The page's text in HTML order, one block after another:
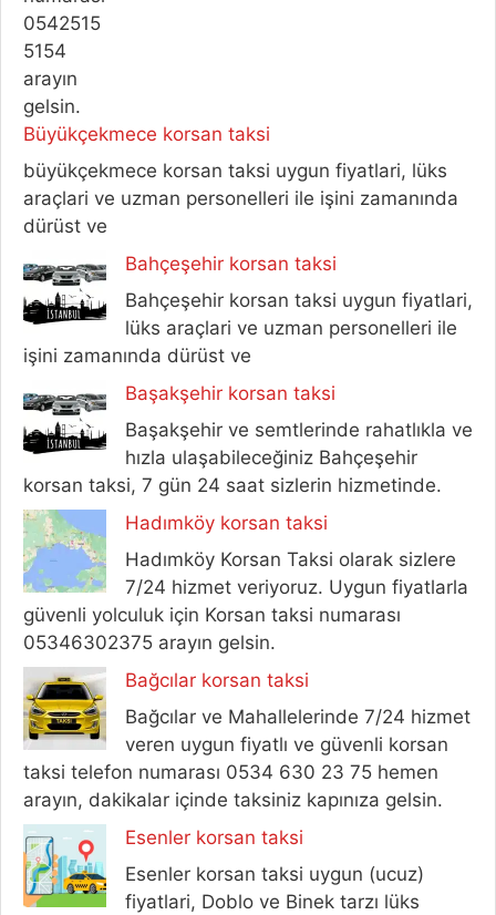
Büyükçekmece korsan taksi
büyükçekmece korsan taksi uygun fiyatlari, lüks
araçlari ve uzman personelleri ile işini zamanında
dürüst ve
Bahçeşehir korsan taksi
Bahçeşehir korsan taksi uygun fiyatlari,
lüks araçlari ve uzman personelleri ile
işini zamanında dürüst ve
Başakşehir korsan taksi
Başakşehir ve semtlerinde rahatlıkla ve
hızla ulaşabileceğiniz Bahçeşehir
korsan taksi, 7 gün 24 saat sizlerin hizmetinde.
Hadımköy korsan taksi
Hadımköy Korsan Taksi olarak sizlere
7/24 hizmet veriyoruz. Uygun fiyatlarla
güvenli yolculuk için Korsan taksi numarası
05346302375 arayın gelsin.
Bağcılar korsan taksi
Bağcılar ve Mahallelerinde 7/24 hizmet
veren uygun fiyatlı ve güvenli korsan
taksi telefon numarası 0534 630 23 75 hemen
arayın, dakikalar içinde taksiniz kapınıza gelsin.
Esenler korsan taksi
Esenler korsan taksi uygun (ucuz)
fiyatlari, Doblo ve Binek tarzı lüks